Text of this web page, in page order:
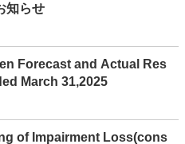
知らせ
Forecast and Actual Res
March 31,2025
of Impairment Loss(cons